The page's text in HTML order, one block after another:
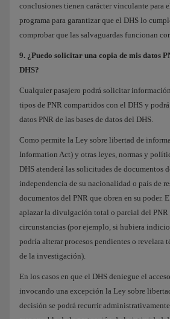
conclusiones tienen carácter vinculante para
programa para garantizar que el DHS lo
comprobar que las salvaguardas funcionan
9. ¿Puedo solicitar una copia de mis datos
DHS?
Cualquier pasajero podrá solicitar
tipos de PNR compartidos con el DHS y
datos PNR de las bases de datos del DHS.
Como permite la Ley sobre libertad de
Information Act) y otras leyes, normas y
DHS atenderá las solicitudes de documentos
independencia de su nacionalidad o país de
documentos del PNR que obren en su poder.
aplazar la divulgación total o parcial del PNR
circunstancias (por ejemplo, si hubiera
podría alterar procesos pendientes o revelara
de la investigación).
En los casos en que el DHS deniegue el
invocando una excepción la Ley sobre
decisión se podrá recurrir